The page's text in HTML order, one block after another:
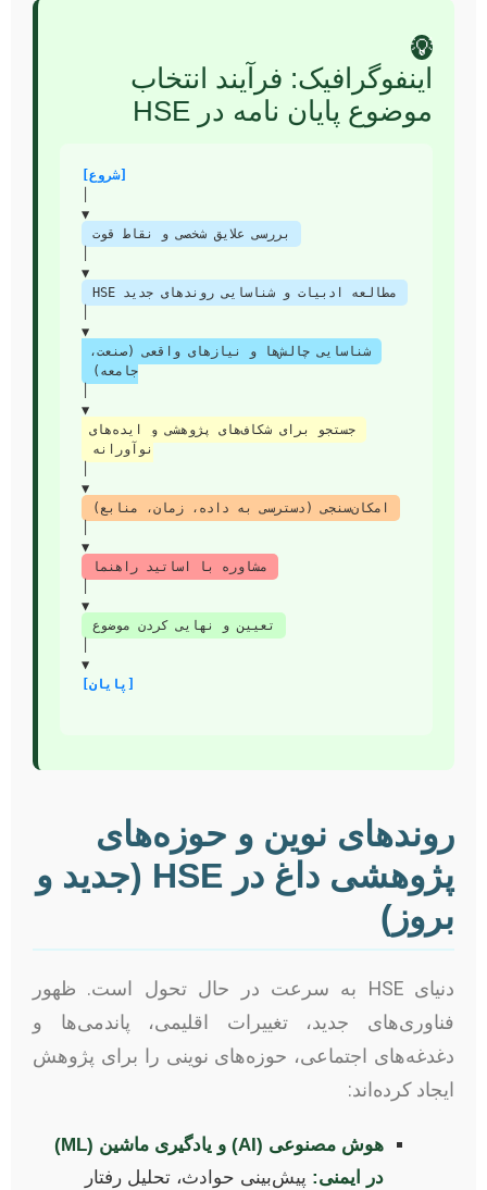
💡
اینفوگرافیک: فرآیند انتخاب
موضوع پایان نامه در HSE
[شروع]
بررسی علایق شخصی و نقاط قوت
مطالعه ادبیات و شناسایی روندهای جدید HSE
جامعه)
نوآورانه
امکان‌سنجی (دسترسی به داده، زمان، منابع)
مشاوره با اساتید راهنما
تعیین و نهایی کردن موضوع
[پایان]
روندهای نوین و حوزه‌های
پژوهشی داغ در HSE (جدید و
بروز)
دنیای HSE به سرعت در حال تحول است. ظهور
فناوری‌های جدید، تغییرات اقلیمی، پاندمی‌ها و
دغدغه‌های اجتماعی، حوزه‌های نوینی را برای پژوهش
ایجاد کرده‌اند:
هوش مصنوعی (AI) و یادگیری ماشین (ML)
در ایمنی: پیش‌بینی حوادث، تحلیل رفتار